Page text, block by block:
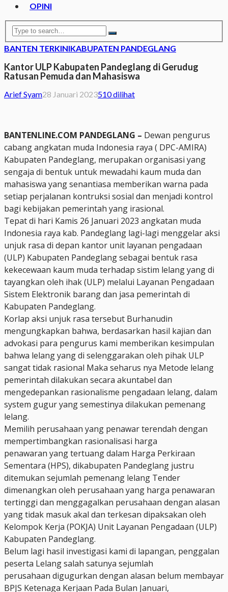
OPINI
BANTEN TERKINIKABUPATEN PANDEGLANG
Kantor ULP Kabupaten Pandeglang di Gerudug
Ratusan Pemuda dan Mahasiswa
Arief Syam28 Januari 2023510 dilihat
BANTENLINE.COM PANDEGLANG – Dewan pengurus
cabang angkatan muda Indonesia raya ( DPC-AMIRA)
Kabupaten Pandeglang, merupakan organisasi yang
sengaja di bentuk untuk mewadahi kaum muda dan
mahasiswa yang senantiasa memberikan warna pada
setiap perjalanan kontruksi sosial dan menjadi kontrol
bagi kebijakan pemerintah yang irasional.
Tepat di hari Kamis 26 Januari 2023 angkatan muda
Indonesia raya kab. Pandeglang lagi-lagi menggelar aksi
unjuk rasa di depan kantor unit layanan pengadaan
(ULP) Kabupaten Pandeglang sebagai bentuk rasa
kekecewaan kaum muda terhadap sistim lelang yang di
tayangkan oleh ihak (ULP) melalui Layanan Pengadaan
Sistem Elektronik barang dan jasa pemerintah di
Kabupaten Pandeglang.
Korlap aksi unjuk rasa tersebut Burhanudin
mengungkapkan bahwa, berdasarkan hasil kajian dan
advokasi para pengurus kami memberikan kesimpulan
bahwa lelang yang di selenggarakan oleh pihak ULP
sangat tidak rasional Maka seharus nya Metode lelang
pemerintah dilakukan secara akuntabel dan
mengedepankan rasionalisme pengadaan lelang, dalam
system gugur yang semestinya dilakukan pemenang
lelang.
Memilih perusahaan yang penawar terendah dengan
mempertimbangkan rasionalisasi harga
penawaran yang tertuang dalam Harga Perkiraan
Sementara (HPS), dikabupaten Pandeglang justru
ditemukan sejumlah pemenang lelang Tender
dimenangkan oleh perusahaan yang harga penawaran
tertinggi dan menggagalkan perusahaan dengan alasan
yang tidak masuk akal dan terkesan dipaksakan oleh
Kelompok Kerja (POKJA) Unit Layanan Pengadaan (ULP)
Kabupaten Pandeglang.
Belum lagi hasil investigasi kami di lapangan, penggalan
peserta Lelang salah satunya sejumlah
perusahaan digugurkan dengan alasan belum membayar
BPJS Ketenaga Kerjaan Pada Bulan Januari,